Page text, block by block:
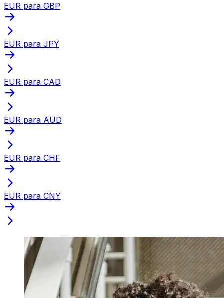
EUR para GBP
EUR para JPY
EUR para CAD
EUR para AUD
EUR para CHF
EUR para CNY